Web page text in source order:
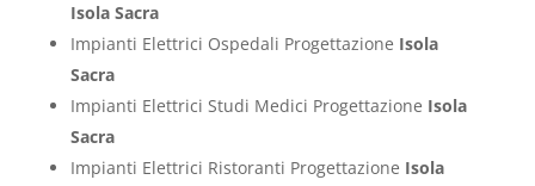
Isola Sacra
Impianti Elettrici Ospedali Progettazione Isola
Sacra
Impianti Elettrici Studi Medici Progettazione Isola
Sacra
Impianti Elettrici Ristoranti Progettazione Isola